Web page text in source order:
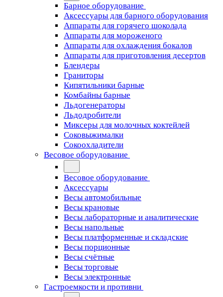
Барное оборудование
Аксессуары для барного оборудования
Аппараты для горячего шоколада
Аппараты для мороженого
Аппараты для охлаждения бокалов
Аппараты для приготовления десертов
Блендеры
Граниторы
Кипятильники барные
Комбайны барные
Льдогенераторы
Льдодробители
Миксеры для молочных коктейлей
Соковыжималки
Сокоохладители
Весовое оборудование
Весовое оборудование
Аксессуары
Весы автомобильные
Весы крановые
Весы лабораторные и аналитические
Весы напольные
Весы платформенные и складские
Весы порционные
Весы счётные
Весы торговые
Весы электронные
Гастроемкости и противни